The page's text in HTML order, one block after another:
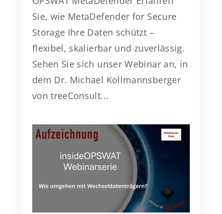
Sie, wie MetaDefender for Secure
Storage Ihre Daten schützt –
flexibel, skalierbar und zuverlässig.
Sehen Sie sich unser Webinar an, in
dem Dr. Michael Kollmannsberger
von treeConsult...